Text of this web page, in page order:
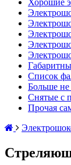
Хорошие
Список
Больше
Снятые с
Прочая